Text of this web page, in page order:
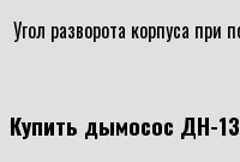
Угол разворота корпуса при
Купить дымосос ДН-